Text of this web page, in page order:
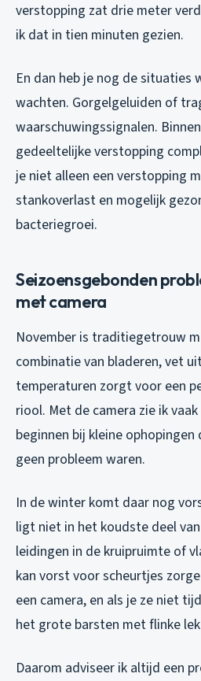
verstopping zat drie meter
ik dat in tien minuten gezien.
En dan heb je nog de situaties
wachten. Gorgelgeluiden of
waarschuwingssignalen.
gedeeltelijke verstopping
je niet alleen een verstopping
stankoverlast en mogelijk
bacteriegroei.
Seizoensgebonden
met camera
November is traditiegetrouw
combinatie van bladeren, vet
temperaturen zorgt voor een
riool. Met de camera zie ik
beginnen bij kleine
geen probleem waren.
In de winter komt daar nog
ligt niet in het koudste deel
leidingen in de kruipruimte of
kan vorst voor scheurtjes
een camera, en als je ze niet
het grote barsten met flinke
Daarom adviseer ik altijd een